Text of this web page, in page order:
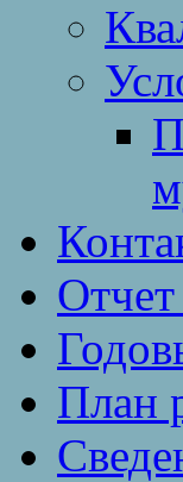
Отчет
План